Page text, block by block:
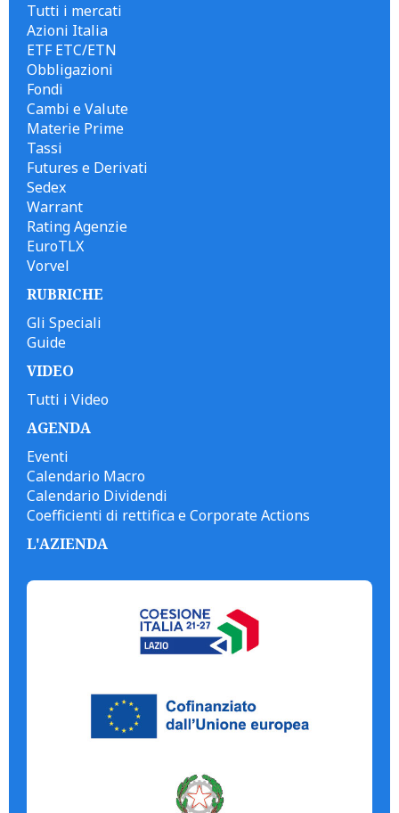
Tutti i mercati
Azioni Italia
ETF ETC/ETN
Obbligazioni
Fondi
Cambi e Valute
Materie Prime
Tassi
Futures e Derivati
Sedex
Warrant
Rating Agenzie
EuroTLX
Vorvel
RUBRICHE
Gli Speciali
Guide
VIDEO
Tutti i Video
AGENDA
Eventi
Calendario Macro
Calendario Dividendi
Coefficienti di rettifica e Corporate Actions
L'AZIENDA